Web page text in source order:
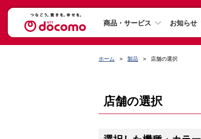
商品・サービス お知らせ
ホーム 製品 店舗の選択
店舗の選択